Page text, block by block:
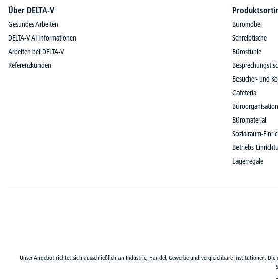
Über DELTA-V
Gesundes Arbeiten
DELTA-V AI Informationen
Arbeiten bei DELTA-V
Referenzkunden
Büromöbel
Schreibtische
Bürostühle
Besucher- und
Cafeteria
Büroorganisation
Büromaterial
Sozialraum-
Betriebs-
Lagerregale
Unser Angebot richtet sich ausschließlich an Industrie, Handel, Gewerbe und vergleichbare Institutionen.